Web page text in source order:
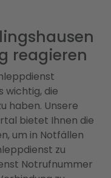
reagieren
wichtig, die
haben. Unsere
bietet Ihnen die
um in Notfällen
zu
Notrufnummer